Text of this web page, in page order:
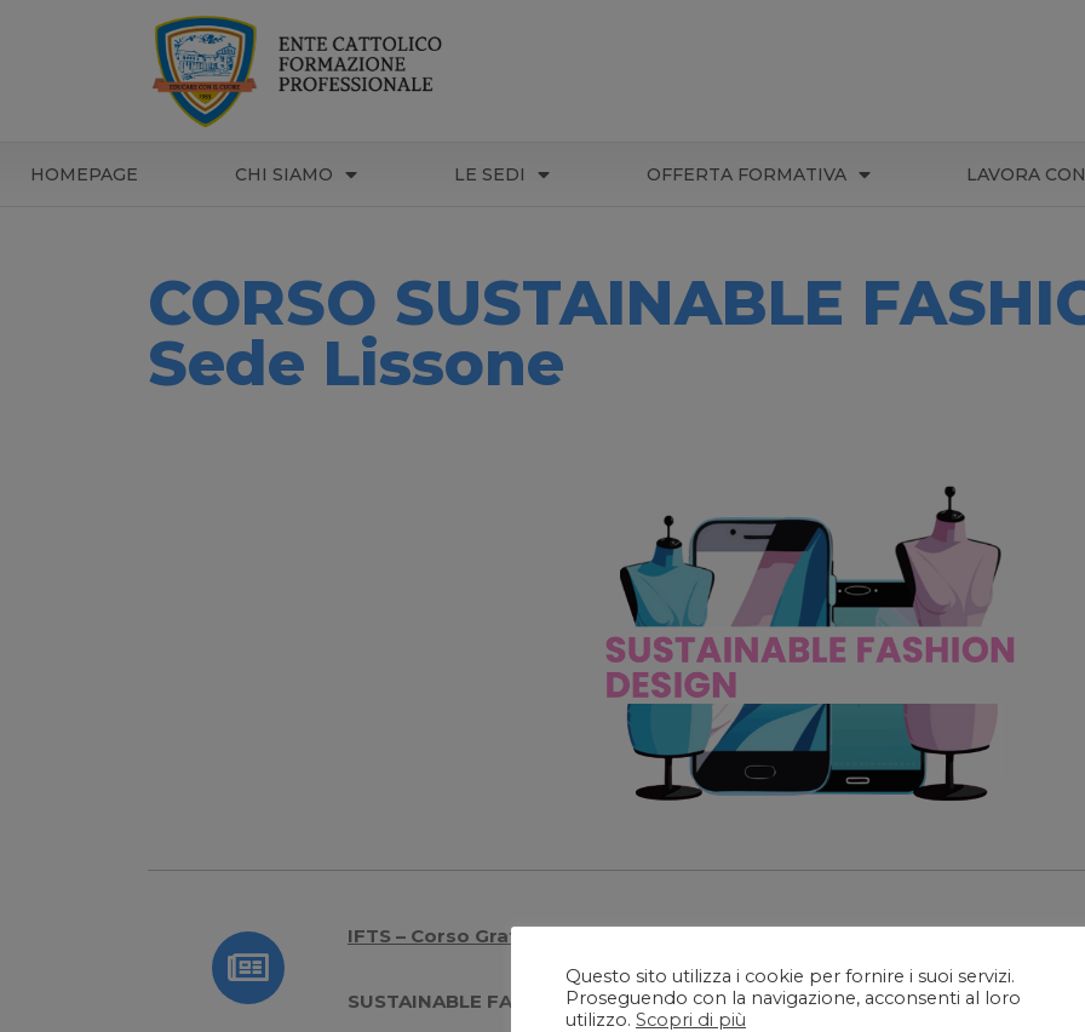
HOMEPAGE CHI SIAMO LE SEDI OFFERTA FORMATIVA LAVORA
CORSO SUSTAINABLE
Sede Lissone
IFTS – Corso Gratuito di Alta
SUSTAINABLE FASHION DESIGN
Questo sito utilizza i cookie per fornire i suoi servizi.
Proseguendo con la navigazione, acconsenti al loro
utilizzo. Scopri di più